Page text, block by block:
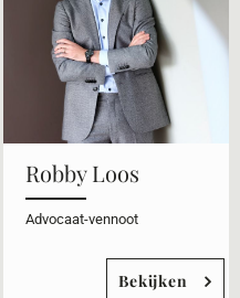
Robby Loos
Advocaat-vennoot
Bekijken